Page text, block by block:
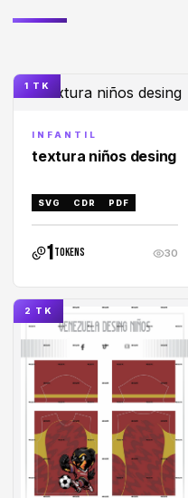
1 TK
INFANTIL
textura niños desing
SVG CDR PDF
1tokens 30
2 TK